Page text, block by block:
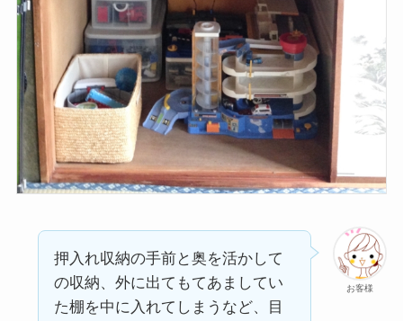
お客様
押入れ収納の手前と奥を活かして
の収納、外に出てもてあましてい
た棚を中に入れてしまうなど、目